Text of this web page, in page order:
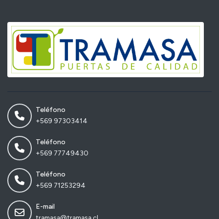
Teléfono
+569 97303414
Teléfono
+569 77749430
Teléfono
+569 71253294
E-mail